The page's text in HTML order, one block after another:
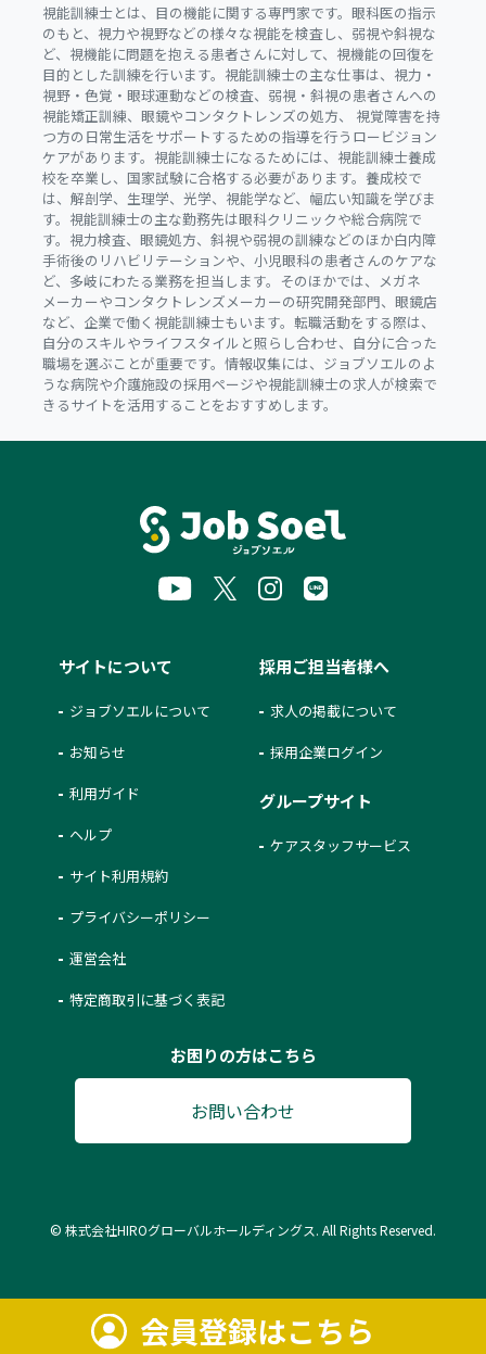
視能訓練士とは、目の機能に関する専門家です。眼科医の指示
のもと、視力や視野などの様々な視能を検査し、弱視や斜視な
ど、視機能に問題を抱える患者さんに対して、視機能の回復を
目的とした訓練を行います。視能訓練士の主な仕事は、視力・
視野・色覚・眼球運動などの検査、弱視・斜視の患者さんへの
視能矯正訓練、眼鏡やコンタクトレンズの処方、 視覚障害を持
つ方の日常生活をサポートするための指導を行うロービジョン
ケアがあります。視能訓練士になるためには、視能訓練士養成
校を卒業し、国家試験に合格する必要があります。養成校で
は、解剖学、生理学、光学、視能学など、幅広い知識を学びま
す。視能訓練士の主な勤務先は眼科クリニックや総合病院で
す。視力検査、眼鏡処方、斜視や弱視の訓練などのほか白内障
手術後のリハビリテーションや、小児眼科の患者さんのケアな
ど、多岐にわたる業務を担当します。そのほかでは、メガネ
メーカーやコンタクトレンズメーカーの研究開発部門、眼鏡店
など、企業で働く視能訓練士もいます。転職活動をする際は、
自分のスキルやライフスタイルと照らし合わせ、自分に合った
職場を選ぶことが重要です。情報収集には、ジョブソエルのよ
うな病院や介護施設の採用ページや視能訓練士の求人が検索で
きるサイトを活用することをおすすめします。
会員登録はこちら
サイトについて
ジョブソエルについて
お知らせ
利用ガイド
ヘルプ
サイト利用規約
プライバシーポリシー
運営会社
特定商取引に基づく表記
採用ご担当者様へ
求人の掲載について
採用企業ログイン
グループサイト
ケアスタッフサービス
お困りの方はこちら
お問い合わせ
© 株式会社HIROグローバルホールディングス. All Rights Reserved.